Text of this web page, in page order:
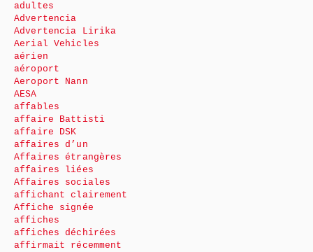
adultes
Advertencia
Advertencia Lirika
Aerial Vehicles
aérien
aéroport
Aeroport Nann
AESA
affables
affaire Battisti
affaire DSK
affaires d’un
Affaires étrangères
affaires liées
Affaires sociales
affichant clairement
Affiche signée
affiches
affiches déchirées
affirmait récemment